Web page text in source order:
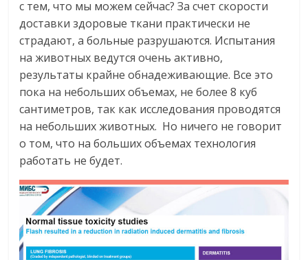
с тем, что мы можем сейчас? За счет скорости
доставки здоровые ткани практически не
страдают, а больные разрушаются. Испытания
на животных ведутся очень активно,
результаты крайне обнадеживающие. Все это
пока на небольших объемах, не более 8 куб
сантиметров, так как исследования проводятся
на небольших животных. Но ничего не говорит
о том, что на больших объемах технология
работать не будет.